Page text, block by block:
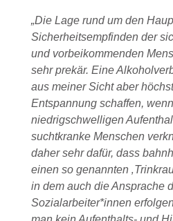
„Die Lage rund um den
Sicherheitsempfinden der
und vorbeikommenden
sehr prekär. Eine
aus meiner Sicht aber
Entspannung schaffen,
niedrigschwelligen
suchtkranke Menschen
daher sehr dafür, dass
einen so genannten
in dem auch die Ansprache
Sozialarbeiter*innen